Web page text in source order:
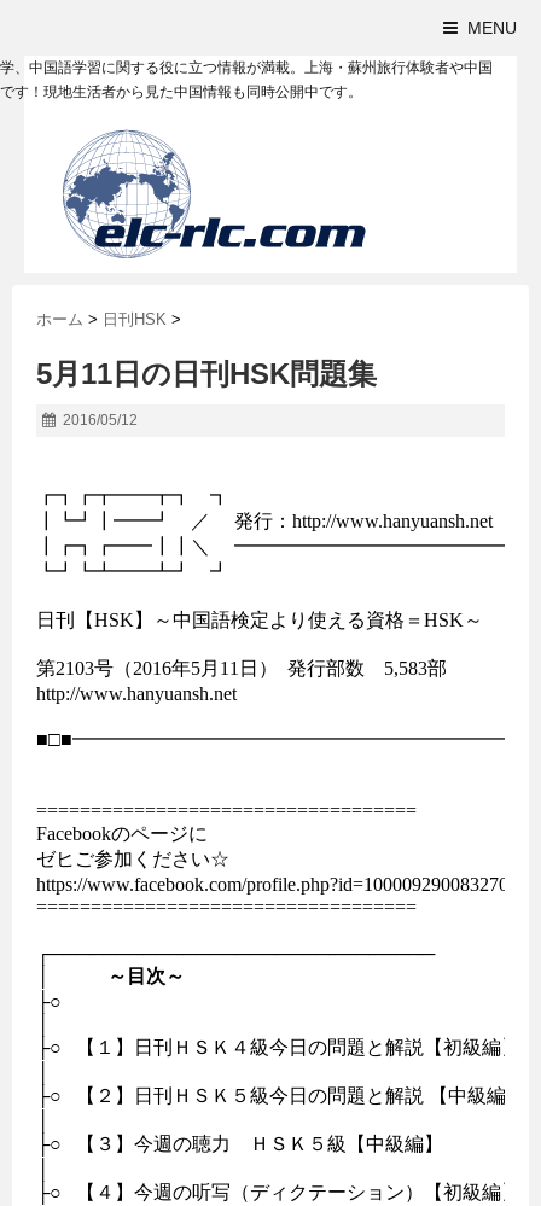
MENU
、中国語学習に関する役に立つ情報が満載。上海・蘇州旅行体験者や中国
す！現地生活者から見た中国情報も同時公開中です。
ホーム > 日刊HSK >
5月11日の日刊HSK問題集
2016/05/12
┏┓┏┳━━┳┓　┓
┃┗┛┃━━┛　／     発行：http://www.hanyuansh.net
┃┏┓┏━━┃┃＼　
┗┛┗┻━━┻┛　┛
日刊【HSK】～中国語検定より使える資格＝HSK～
第2103号（2016年5月11日）  発行部数　5,583部
http://www.hanyuansh.net
===================================
Facebookのページに
ゼヒご参加ください☆
https://www.facebook.com/
===================================
┌─────────────────────────────
～目次～
├○
├○   【１】日刊ＨＳＫ４級今日の問題と解説【初級編】
├○   【２】日刊ＨＳＫ５級今日の問題と解説 【中級編
├○   【３】今週の聴力　ＨＳＫ５級【中級編】
├○   【４】今週の听写（ディクテーション）【初級編】